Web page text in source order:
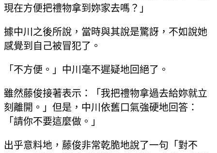
現在方便把禮物拿到妳家去嗎？」
據中川之後所說，當時與其說是驚訝，不如說她
感覺到自己被冒犯了。
「不方便。」中川毫不遲疑地回絕了。
雖然藤俊接著表示：「我把禮物拿過去給妳就立
刻離開。」但是，中川依舊口氣強硬地回答：
「請你不要這麼做。」
出乎意料地，藤俊非常乾脆地說了一句「對不